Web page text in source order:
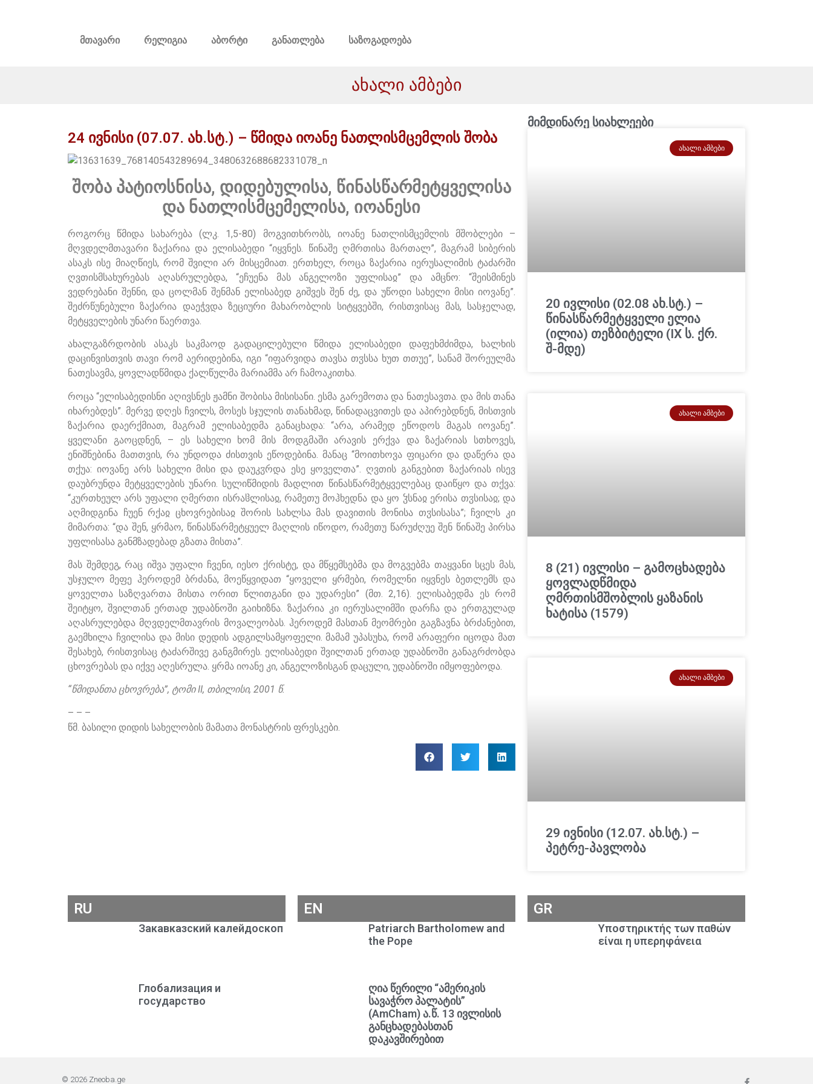
მთავარი რელიგია აბორტი განათლება საზოგადოება
ახალი ამბები
24 ივნისი (07.07. ახ.სტ.) – წმიდა იოანე ნათლისმცემლის შობა
შობა პატიოსნისა, დიდებულისა, წინასწარმეტყველისა
და ნათლისმცემელისა, იოანესი
როგორც წმიდა სახარება (ლკ. 1,5-80) მოგვითხრობს, იოანე ნათლისმცემლის მშობლები –
მღვდელმთავარი ზაქარია და ელისაბედი “იყვნეს. წინაშე ღმრთისა მართალ”, მაგრამ სიბერის
ასაკს ისე მიაღწიეს, რომ შვილი არ მისცემიათ. ერთხელ, როცა ზაქარია იერუსალიმის ტაძარში
ღვთისმსახურებას აღასრულებდა, “ეჩუენა მას ანგელოზი უფლისაჲ” და ამცნო: “შეისმინეს
ვედრებანი შენნი, და ცოლმან შენმან ელისაბედ გიშვეს შენ ძე, და უწოდი სახელი მისი იოვანე”.
შეძრწუნებული ზაქარია დაეჭვდა ზეციური მახარობლის სიტყვებში, რისთვისაც მას, სასჯელად,
მეტყველების უნარი წაერთვა.
ახალგაზრდობის ასაკს საკმაოდ გადაცილებული წმიდა ელისაბედი დაფეხმძიმდა, ხალხის
დაცინვისთვის თავი რომ აერიდებინა, იგი “იფარვიდა თავსა თჳსსა ხუთ თთუე”, სანამ შორეულმა
ნათესავმა, ყოვლადწმიდა ქალწულმა მარიამმა არ ჩამოაკითხა.
როცა “ელისაბედისნი აღივსნეს ჟამნი შობისა მისისანი. ესმა გარემოთა და ნათესავთა. და მის თანა
იხარებდეს”. მერვე დღეს ჩვილს, მოსეს სჯულის თანახმად, წინადაცვითეს და აპირებდნენ, მისთვის
ზაქარია დაერქმიათ, მაგრამ ელისაბედმა განაცხადა: “არა, არამედ ეწოდოს მაგას იოვანე”.
ყველანი გაოცდნენ, – ეს სახელი ხომ მის მოდგმაში არავის ერქვა და ზაქარიას სთხოვეს,
ენიშნებინა მათთვის, რა უნდოდა ძისთვის ეწოდებინა. მანაც “მოითხოვა ფიცარი და დაწერა და
თქუა: იოვანე არს სახელი მისი და დაუკჳრდა ესე ყოველთა”. ღვთის განგებით ზაქარიას ისევ
დაუბრუნდა მეტყველების უნარი. სულიწმიდის მადლით წინასწარმეტყველებაც დაიწყო და თქვა:
“კურთხეულ არს უფალი ღმერთი ისრაჱლისაჲ, რამეთუ მოჰხედნა და ყო ჴსნაჲ ერისა თჳსისაჲ; და
აღმიდგინა ჩუენ რქაჲ ცხოვრებისაჲ შორის სახლსა მას დავითის მონისა თჳსისასა”; ჩვილს კი
მიმართა: “და შენ, ყრმაო, წინასწარმეტყუელ მაღლის იწოდო, რამეთუ წარუძღუე შენ წინაშე პირსა
უფლისასა განმზადებად გზათა მისთა”.
მას შემდეგ, რაც იშვა უფალი ჩვენი, იესო ქრისტე, და მწყემსებმა და მოგვებმა თაყვანი სცეს მას,
უსჯულო მეფე ჰეროდემ ბრძანა, მოეწყვიდათ “ყოველი ყრმები, რომელნი იყვნეს ბეთლემს და
ყოველთა საზღვართა მისთა ორით წლითგანი და უდარესი” (მთ. 2,16). ელისაბედმა ეს რომ
შეიტყო, შვილთან ერთად უდაბნოში გაიხიზნა. ზაქარია კი იერუსალიმში დარჩა და ერთგულად
აღასრულებდა მღვდელმთავრის მოვალეობას. ჰეროდემ მასთან მეომრები გაგზავნა ბრძანებით,
გაემხილა ჩვილისა და მისი დედის ადგილსამყოფელი. მამამ უპასუხა, რომ არაფერი იცოდა მათ
შესახებ, რისთვისაც ტაძარშივე განგმირეს. ელისაბედი შვილთან ერთად უდაბნოში განაგრძობდა
ცხოვრებას და იქვე აღესრულა. ყრმა იოანე კი, ანგელოზისგან დაცული, უდაბნოში იმყოფებოდა.
“წმიდანთა ცხოვრება”, ტომი II, თბილისი, 2001 წ.
– – –
წმ. ბასილი დიდის სახელობის მამათა მონასტრის ფრესკები.
მიმდინარე სიახლეები
ᲐᲮᲐᲚᲘ ᲐᲛᲑᲔᲑᲘ
20 ივლისი (02.08 ახ.სტ.) –
წინასწარმეტყველი ელია
(ილია) თეზბიტელი (IX ს. ქრ.
შ-მდე)
ᲐᲮᲐᲚᲘ ᲐᲛᲑᲔᲑᲘ
8 (21) ივლისი – გამოცხადება
ყოვლადწმიდა
ღმრთისმშობლის ყაზანის
ხატისა (1579)
ᲐᲮᲐᲚᲘ ᲐᲛᲑᲔᲑᲘ
29 ივნისი (12.07. ახ.სტ.) –
პეტრე-პავლობა
RU
Закавказский калейдоскоп
Глобализация и
государство
EN
Patriarch Bartholomew and
the Pope
ღია წერილი “ამერიკის
სავაჭრო პალატის”
(AmCham) ა.წ. 13 ივლისის
განცხადებასთან
დაკავშირებით
GR
Υποστηρικτής των παθών
είναι η υπερηφάνεια
© 2026 Zneoba.ge